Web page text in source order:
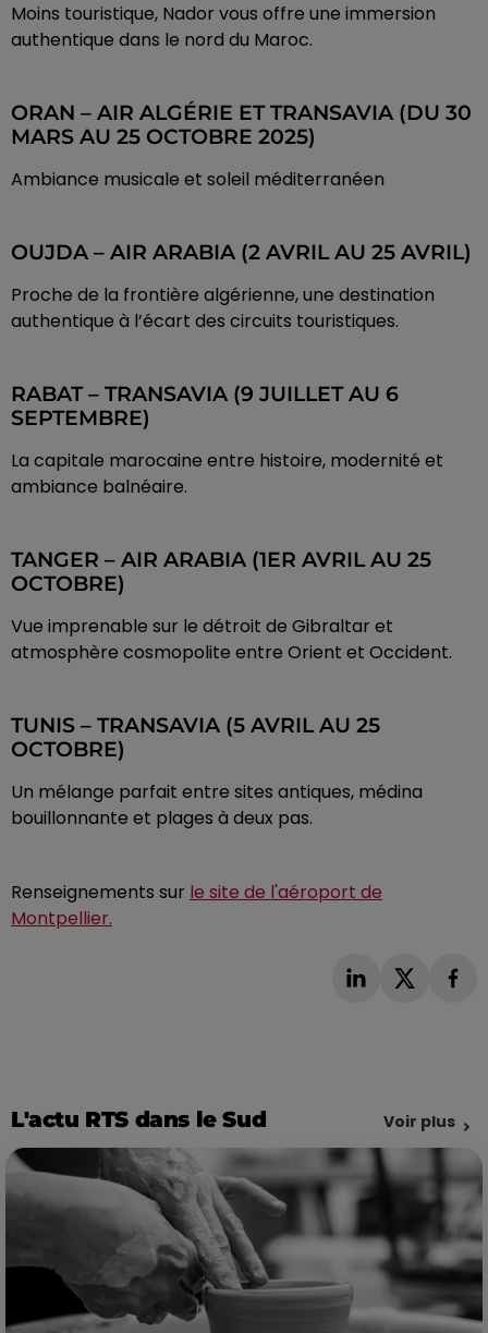
Moins touristique, Nador vous offre une immersion
authentique dans le nord du Maroc.
ORAN – AIR ALGÉRIE ET TRANSAVIA (DU 30
MARS AU 25 OCTOBRE 2025)
Ambiance musicale et soleil méditerranéen
OUJDA – AIR ARABIA (2 AVRIL AU 25 AVRIL)
Proche de la frontière algérienne, une destination
authentique à l’écart des circuits touristiques.
RABAT – TRANSAVIA (9 JUILLET AU 6
SEPTEMBRE)
La capitale marocaine entre histoire, modernité et
ambiance balnéaire.
TANGER – AIR ARABIA (1ER AVRIL AU 25
OCTOBRE)
Vue imprenable sur le détroit de Gibraltar et
atmosphère cosmopolite entre Orient et Occident.
TUNIS – TRANSAVIA (5 AVRIL AU 25
OCTOBRE)
Un mélange parfait entre sites antiques, médina
bouillonnante et plages à deux pas.
Renseignements sur le site de l'aéroport de
Montpellier.
L'actu RTS dans le Sud Voir plus